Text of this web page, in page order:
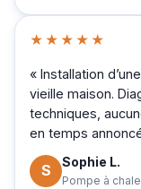
★★★★★
« Installation
vieille maison.
techniques,
en temps
S Sophie L.
Pompe à